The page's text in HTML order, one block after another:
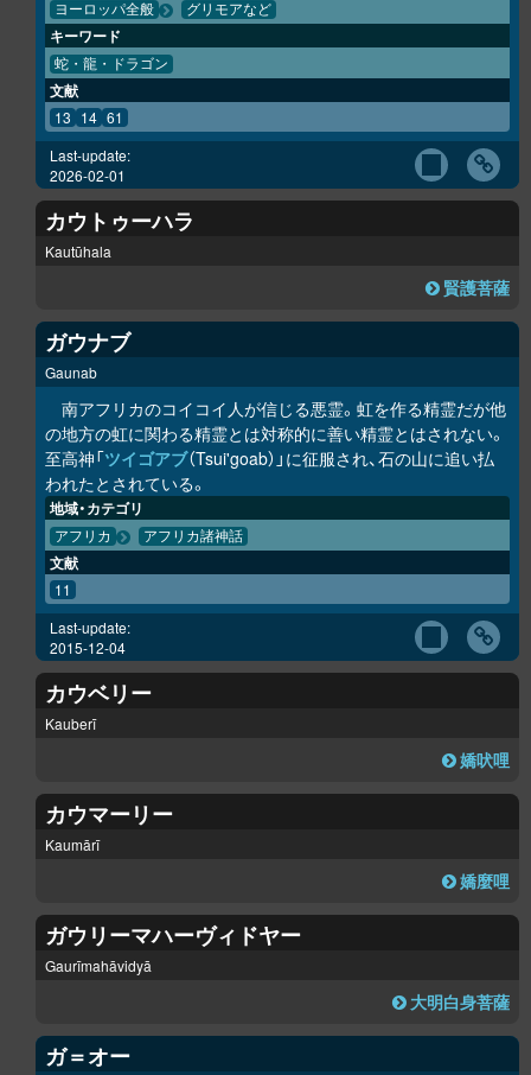
ヨーロッパ全般 グリモアなど
キーワード
蛇・龍・ドラゴン
文献
13 14 61
Last-update:
2026-02-01
カウトゥーハラ
Kautūhala
賢護菩薩
ガウナブ
Gaunab
南アフリカのコイコイ人が信じる悪霊。虹を作る精霊だが他
の地方の虹に関わる精霊とは対称的に善い精霊とはされない。
至高神「ツイゴアブ（Tsui'goab）」に征服され、石の山に追い払
われたとされている。
地域・カテゴリ
アフリカ アフリカ諸神話
文献
11
Last-update:
2015-12-04
カウベリー
Kauberī
嬌吠哩
カウマーリー
Kaumārī
嬌麼哩
ガウリーマハーヴィドヤー
Gaurīmahāvidyā
大明白身菩薩
ガ＝オー